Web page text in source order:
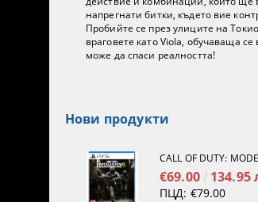
напрегнати битки, където вие
Пробийте се през улиците на
враговете като Viola, обучаваща
може да спаси реалността!
Нови продукти
€69.00 134.95
ПЦД: €79.00